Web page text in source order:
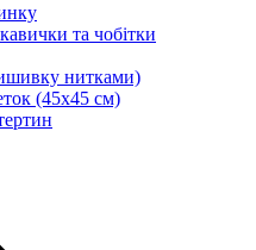
та чобітки
нитками)
(45х45 см)